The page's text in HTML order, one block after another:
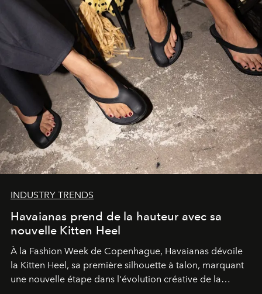
INDUSTRY TRENDS
Havaianas prend de la hauteur avec sa
nouvelle Kitten Heel
À la Fashion Week de Copenhague, Havaianas dévoile
la Kitten Heel, sa première silhouette à talon, marquant
une nouvelle étape dans l'évolution créative de la